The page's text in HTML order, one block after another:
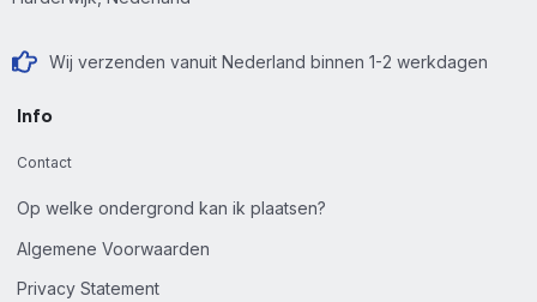
Wij verzenden vanuit Nederland binnen 1-2 werkdagen
Info
Contact
Op welke ondergrond kan ik plaatsen?
Algemene Voorwaarden
Privacy Statement